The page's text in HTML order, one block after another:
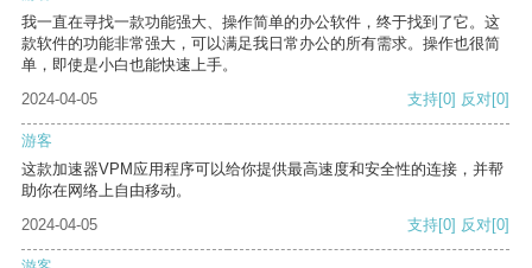
我一直在寻找一款功能强大、操作简单的办公软件，终于找到了它。这
款软件的功能非常强大，可以满足我日常办公的所有需求。操作也很简
单，即使是小白也能快速上手。
2024-04-05
支持[0] 反对[0]
游客
这款加速器VPM应用程序可以给你提供最高速度和安全性的连接，并帮
助你在网络上自由移动。
2024-04-05
支持[0] 反对[0]